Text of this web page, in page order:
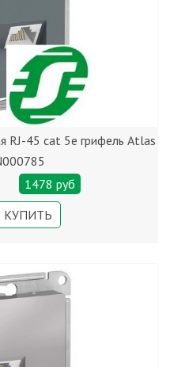
RJ-45 cat 5е грифель Atlas
1478 руб